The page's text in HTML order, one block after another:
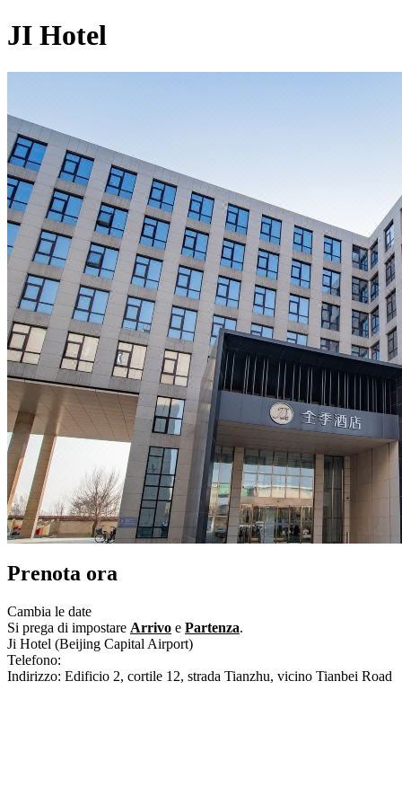
JI Hotel
Prenota ora
Cambia le date
Si prega di impostare Arrivo e Partenza.
Ji Hotel (Beijing Capital Airport)
Telefono:
Indirizzo: Edificio 2, cortile 12, strada Tianzhu, vicino Tianbei Road